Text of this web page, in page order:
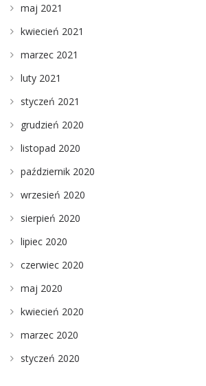
maj 2021
kwiecień 2021
marzec 2021
luty 2021
styczeń 2021
grudzień 2020
listopad 2020
październik 2020
wrzesień 2020
sierpień 2020
lipiec 2020
czerwiec 2020
maj 2020
kwiecień 2020
marzec 2020
styczeń 2020